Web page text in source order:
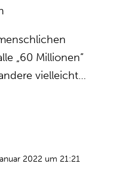
„60 Millionen”
vielleicht…
2022 um 21:21